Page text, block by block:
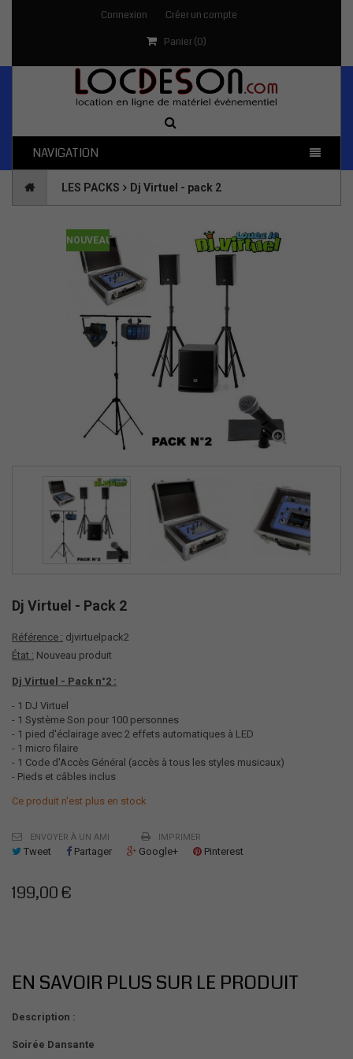
Connexion
Créer un compte
Panier (0)
NAVIGATION
LES PACKS Dj Virtuel - pack 2
NOUVEAU
Dj Virtuel - Pack 2
Référence : djvirtuelpack2
État : Nouveau produit
Dj Virtuel - Pack n°2 :
- 1 DJ Virtuel
- 1 Système Son pour 100 personnes
- 1 pied d'éclairage avec 2 effets automatiques à LED
- 1 micro filaire
- 1 Code d'Accès Général (accès à tous les styles musicaux)
- Pieds et câbles inclus
Ce produit n'est plus en stock
ENVOYER À UN AMI IMPRIMER
Tweet Partager Google+ Pinterest
199,00 €
EN SAVOIR PLUS SUR LE PRODUIT
Description :
Soirée Dansante